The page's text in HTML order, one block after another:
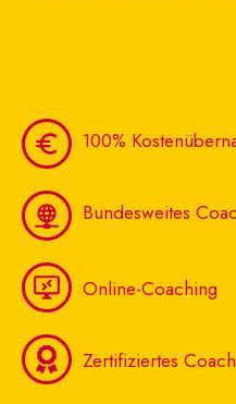
100%
Bundesweites
Online-Coaching
Zertifiziertes